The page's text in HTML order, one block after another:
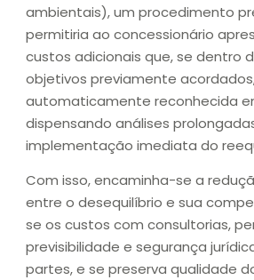
ambientais), um procedimento
permitiria ao concessionário
custos adicionais que, se dentro
objetivos previamente
automaticamente reconhecida
dispensando análises
implementação imediata do
Com isso, encaminha-se a
entre o desequilíbrio e sua
se os custos com consultorias,
previsibilidade e segurança
partes, e se preserva qualidade